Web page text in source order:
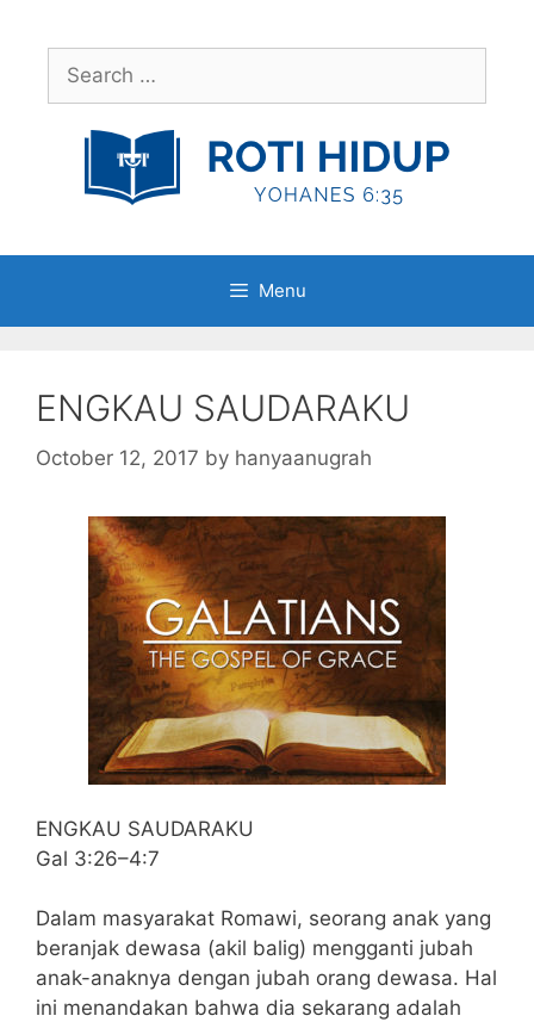
contentSearch
for:
Menu
ENGKAU SAUDARAKU
October 12, 2017 by hanyaanugrah
ENGKAU SAUDARAKU
Gal 3:26–4:7
Dalam masyarakat Romawi, seorang anak yang
beranjak dewasa (akil balig) mengganti jubah
anak-anaknya dengan jubah orang dewasa. Hal
ini menandakan bahwa dia sekarang adalah